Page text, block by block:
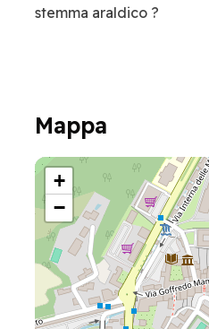
stemma araldico ?
Mappa
+
−